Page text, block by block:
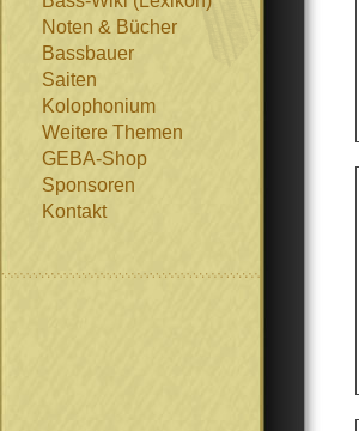
Noten & Bücher
Bassbauer
Saiten
Kolophonium
Weitere Themen
GEBA-Shop
Sponsoren
Kontakt